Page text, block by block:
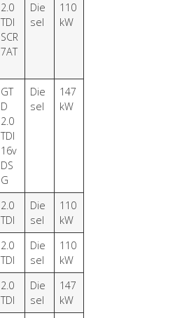
2.0
TDI
SCR
7AT
Die
sel
110
kW
GT
D
2.0
TDI
16v
DS
G
Die
sel
147
kW
2.0
TDI
Die
sel
110
kW
2.0
TDI
Die
sel
110
kW
2.0
TDI
Die
sel
147
kW